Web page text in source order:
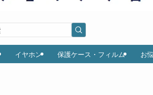
イヤホン 保護ケース・フィルム お